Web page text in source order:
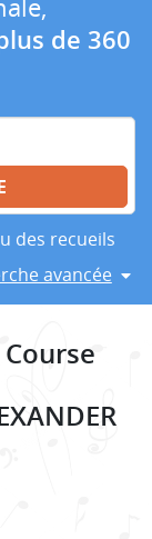
de 360
des recueils
avancée